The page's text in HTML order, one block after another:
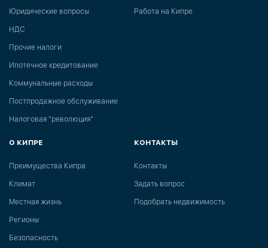
Юридические вопросы
НДС
Прочие налоги
Ипотечное кредитование
Коммунальные расходы
Постпродажное обслуживание
Налоговая "революция"
Работа на Кипре
О КИПРЕ
Преимущества Кипра
Климат
Местная жизнь
Регионы
Безопасность
КОНТАКТЫ
Контакты
Задать вопрос
Подобрать недвижимость